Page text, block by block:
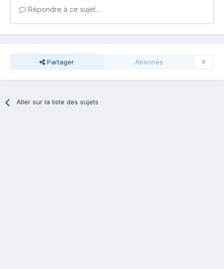
Répondre à ce sujet…
Partager Abonnés 0
Aller sur la liste des sujets